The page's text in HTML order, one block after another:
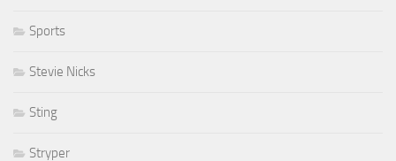
Sports
Stevie Nicks
Sting
Stryper